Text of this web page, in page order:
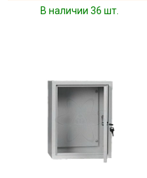
В наличии 36 шт.